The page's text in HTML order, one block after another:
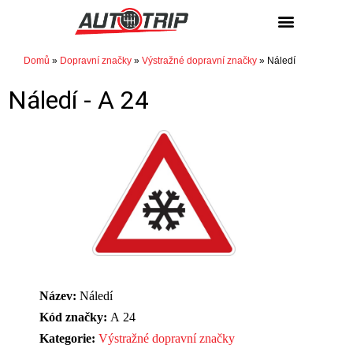
Domů » Dopravní značky » Výstražné dopravní značky » Náledí
Náledí - A 24
Název: Náledí
Kód značky: A 24
Kategorie: Výstražné dopravní značky